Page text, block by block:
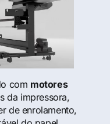
com motores
da impressora,
de enrolamento,